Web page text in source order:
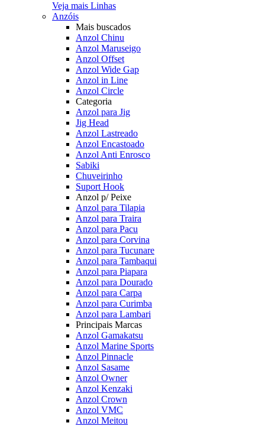
Veja mais Linhas
Anzóis
Mais buscados
Anzol Chinu
Anzol Maruseigo
Anzol Offset
Anzol Wide Gap
Anzol in Line
Anzol Circle
Categoria
Anzol para Jig
Jig Head
Anzol Lastreado
Anzol Encastoado
Anzol Anti Enrosco
Sabiki
Chuveirinho
Suport Hook
Anzol p/ Peixe
Anzol para Tilapia
Anzol para Traira
Anzol para Pacu
Anzol para Corvina
Anzol para Tucunare
Anzol para Tambaqui
Anzol para Piapara
Anzol para Dourado
Anzol para Carpa
Anzol para Curimba
Anzol para Lambari
Principais Marcas
Anzol Gamakatsu
Anzol Marine Sports
Anzol Pinnacle
Anzol Sasame
Anzol Owner
Anzol Kenzaki
Anzol Crown
Anzol VMC
Anzol Meitou